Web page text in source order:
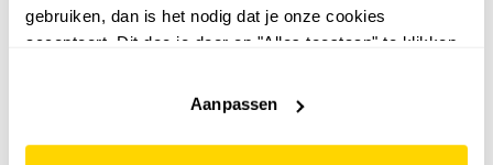
gebruiken, dan is het nodig dat je onze cookies
accepteert. Dit doe je door op "Alles toestaan" te klikken.
website niet optimaal functioneert.
Aanpassen